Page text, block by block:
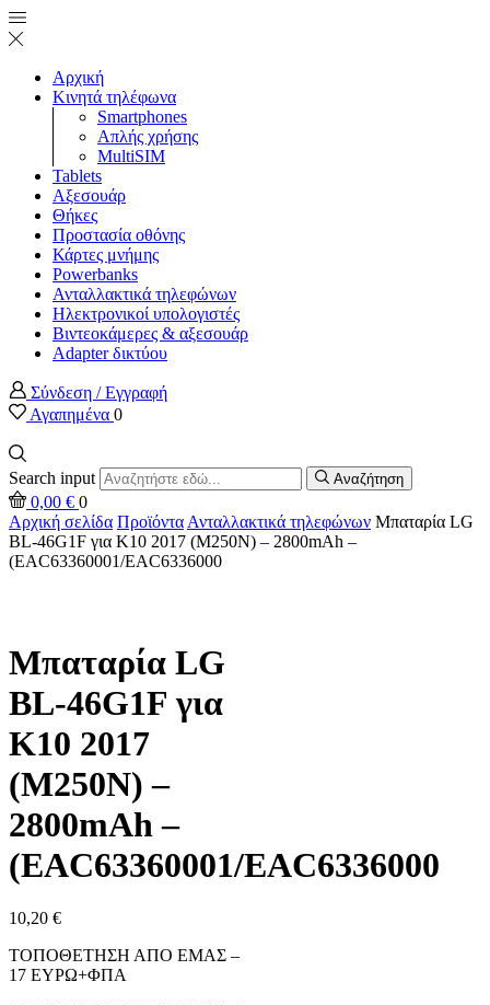
Αρχική
Κινητά τηλέφωνα
Smartphones
Απλής χρήσης
MultiSIM
Tablets
Αξεσουάρ
Θήκες
Προστασία οθόνης
Κάρτες μνήμης
Powerbanks
Ανταλλακτικά τηλεφώνων
Ηλεκτρονικοί υπολογιστές
Βιντεοκάμερες & αξεσουάρ
Adapter δικτύου
Σύνδεση / Εγγραφή
Αγαπημένα 0
Search input Αναζήτηση
0,00 € 0
Αρχική σελίδα Προϊόντα Ανταλλακτικά τηλεφώνων Μπαταρία LG
BL-46G1F για K10 2017 (M250N) – 2800mAh –
(EAC63360001/EAC6336000
Μπαταρία LG
BL-46G1F για
K10 2017
(M250N) –
2800mAh –
(EAC63360001/EAC6336000
10,20 €
ΤΟΠΟΘΕΤΗΣΗ ΑΠΟ ΕΜΑΣ –
17 ΕΥΡΩ+ΦΠΑ